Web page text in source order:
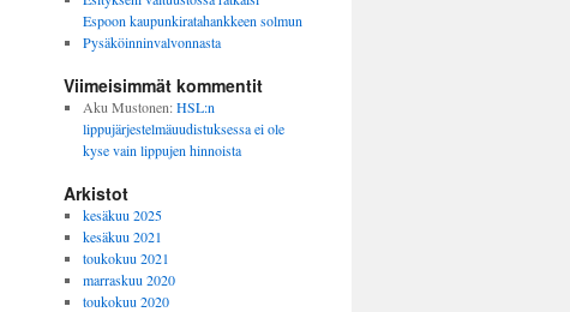
Espoon kaupunkiratahankkeen solmun
Pysäköinninvalvonnasta
Viimeisimmät kommentit
Aku Mustonen:HSL:n
lippujärjestelmäuudistuksessa ei ole
kyse vain lippujen hinnoista
Arkistot
kesäkuu 2025
kesäkuu 2021
toukokuu 2021
marraskuu 2020
toukokuu 2020